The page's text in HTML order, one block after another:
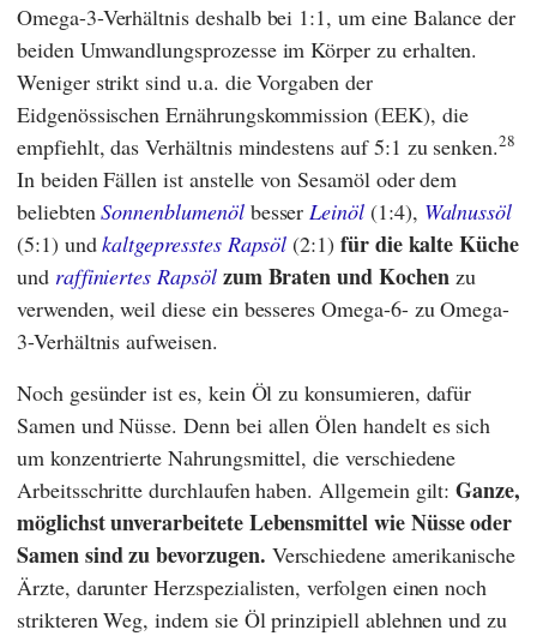
Omega-3-Verhältnis deshalb bei 1:1, um eine Balance der
beiden Umwandlungsprozesse im Körper zu erhalten.
Weniger strikt sind u.a. die Vorgaben der
Eidgenössischen Ernährungskommission(EEK), die
empfiehlt, das Verhältnis mindestens auf 5:1 zu senken.28
In beiden Fällen ist anstelle von Sesamöl oder dem
beliebtenSonnenblumenölbesserLeinöl(1:4), Walnussöl
(5:1) undkaltgepresstes Rapsöl (2:1) für die kalte Küche
und raffiniertes Rapsöl zum Braten und Kochenzu
verwenden, weil diese ein besseres Omega-6- zu Omega-
3-Verhältnis aufweisen.
Noch gesünder ist es, kein Öl zu konsumieren, dafür
Samen und Nüsse. Denn bei allen Ölen handelt es sich
um konzentrierte Nahrungsmittel, die verschiedene
Arbeitsschritte durchlaufen haben. Allgemein gilt:Ganze,
möglichst unverarbeitete Lebensmittel wie Nüsse oder
Samen sind zu bevorzugen. Verschiedene amerikanische
Ärzte, darunter Herzspezialisten, verfolgen einen noch
strikteren Weg, indem sie Öl prinzipiell ablehnen und zu